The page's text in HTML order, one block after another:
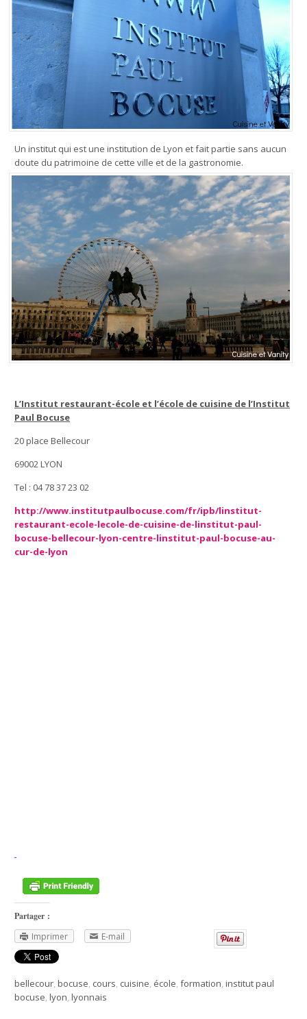
Un institut qui est une institution de Lyon et fait partie sans aucun
doute du patrimoine de cette ville et de la gastronomie.
L’Institut restaurant-école et l’école de cuisine de l’Institut
Paul Bocuse
20 place Bellecour
69002 LYON
Tel : 04 78 37 23 02
http://www.institutpaulbocuse.com/fr/ipb/linstitut-
restaurant-ecole-lecole-de-cuisine-de-linstitut-paul-
bocuse-bellecour-lyon-centre-linstitut-paul-bocuse-au-
cur-de-lyon
Partager :
Imprimer
E-mail
bellecour,bocuse, cours, cuisine, école,formation,institut paul
bocuse,lyon,lyonnais